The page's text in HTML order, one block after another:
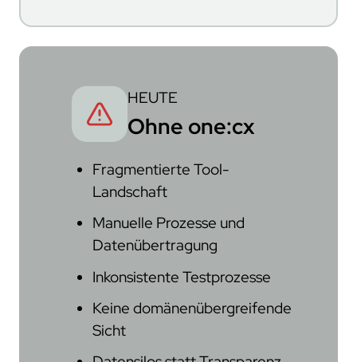
HEUTE
Ohne one:cx
Fragmentierte Tool-
Landschaft
Manuelle Prozesse und
Datenübertragung
Inkonsistente Testprozesse
Keine domänenübergreifende
Sicht